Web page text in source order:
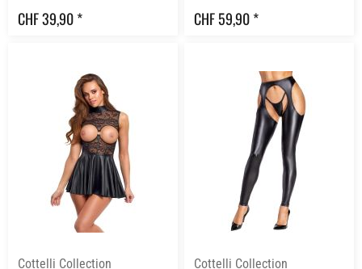
CHF 39,90 * CHF 59,90 *
Cottelli Collection Cottelli Collection